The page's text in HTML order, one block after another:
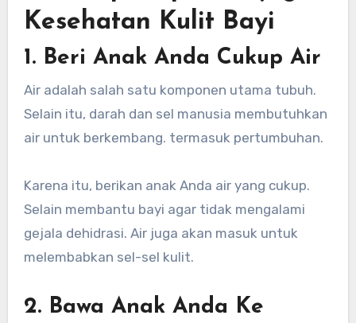
Kesehatan Kulit Bayi
1. Beri Anak Anda Cukup Air
Air adalah salah satu komponen utama tubuh.
Selain itu, darah dan sel manusia membutuhkan
air untuk berkembang. termasuk pertumbuhan.
Karena itu, berikan anak Anda air yang cukup.
Selain membantu bayi agar tidak mengalami
gejala dehidrasi. Air juga akan masuk untuk
melembabkan sel-sel kulit.
2. Bawa Anak Anda Ke